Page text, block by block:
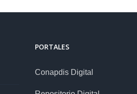
PORTALES
Conapdis Digital